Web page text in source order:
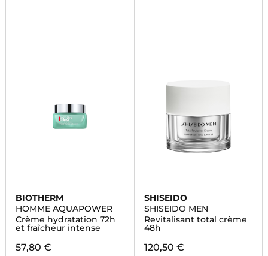
BIOTHERM
HOMME AQUAPOWER
Crème hydratation 72h
et fraîcheur intense
57,80 €
SHISEIDO
SHISEIDO MEN
Revitalisant total crème
48h
120,50 €